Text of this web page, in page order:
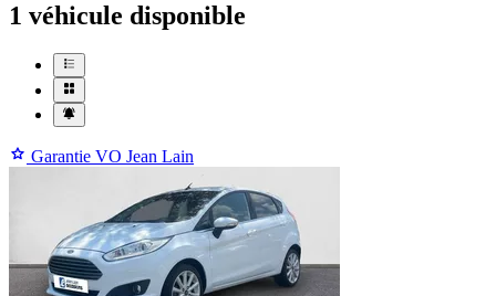
1 véhicule disponible
Garantie VO Jean Lain